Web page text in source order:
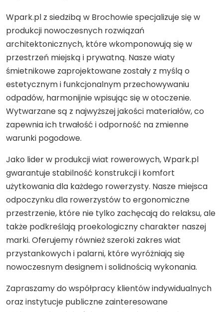
Wpark.pl z siedzibą w Brochowie specjalizuje się w
produkcji nowoczesnych rozwiązań
architektonicznych, które wkomponowują się w
przestrzeń miejską i prywatną. Nasze wiaty
śmietnikowe zaprojektowane zostały z myślą o
estetycznym i funkcjonalnym przechowywaniu
odpadów, harmonijnie wpisując się w otoczenie.
Wytwarzane są z najwyższej jakości materiałów, co
zapewnia ich trwałość i odporność na zmienne
warunki pogodowe.
Jako lider w produkcji wiat rowerowych, Wpark.pl
gwarantuje stabilność konstrukcji i komfort
użytkowania dla każdego rowerzysty. Nasze miejsca
odpoczynku dla rowerzystów to ergonomiczne
przestrzenie, które nie tylko zachęcają do relaksu, ale
także podkreślają proekologiczny charakter naszej
marki. Oferujemy również szeroki zakres wiat
przystankowych i palarni, które wyróżniają się
nowoczesnym designem i solidnością wykonania.
Zapraszamy do współpracy klientów indywidualnych
oraz instytucje publiczne zainteresowane